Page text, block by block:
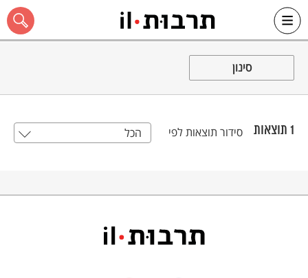
כל האתר
סינון
1 תוצאות סידור תוצאות לפי הכל